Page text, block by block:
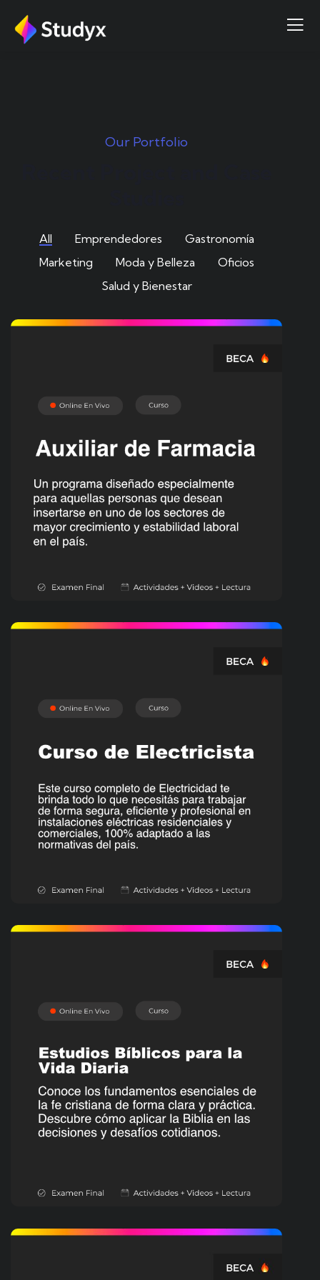
Our Portfolio
All Emprendedores
Gastronomía
Marketing
Moda y Belleza
Oficios
Salud y Bienestar
OFICIOS
Auxiliar de Farmacia
OFICIOS
Curso de Electricista
SALUD Y BIENESTAR
Estudios Bíblicos para la